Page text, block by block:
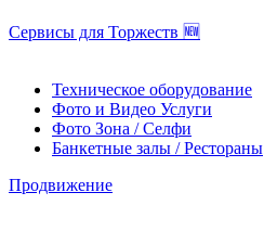
Сервисы для Торжеств 🆕
Техническое оборудование
Фото и Видео Услуги
Фото Зона / Селфи
Банкетные залы / Рестораны
Продвижение